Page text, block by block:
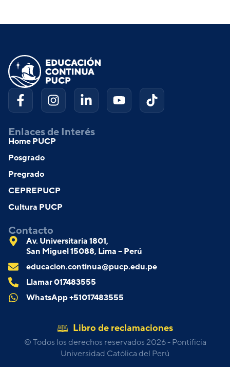
Enlaces de Interés
Home PUCP
Posgrado
Pregrado
CEPREPUCP
Cultura PUCP
Contacto
Av. Universitaria 1801,
San Miguel 15088, Lima – Perú
educacion.continua@pucp.edu.pe
Llamar 017483555
WhatsApp +51017483555
© Todos los derechos reservados 2026 - Pontificia
Universidad Católica del Perú
Libro de reclamaciones